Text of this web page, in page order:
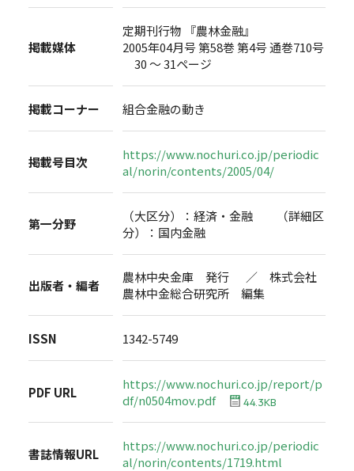
掲載媒体
定期刊行物 『農林金融』
2005年04月号 第58巻 第4号 通巻710号
30 ～ 31ページ
掲載コーナー 組合金融の動き
掲載号目次
https://www.nochuri.co.jp/periodic
al/norin/contents/2005/04/
第一分野
（大区分）：経済・金融 （詳細区
分）：国内金融
出版者・編者
農林中央金庫 発行 ／ 株式会社
農林中金総合研究所 編集
ISSN 1342-5749
PDF URL
https://www.nochuri.co.jp/report/p
df/n0504mov.pdf
44.3KB
書誌情報URL
https://www.nochuri.co.jp/periodic
al/norin/contents/1719.html